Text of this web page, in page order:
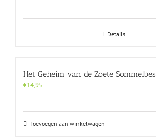
Details
Het Geheim van de Zoete Sommelbes
€14,95
Toevoegen aan winkelwagen